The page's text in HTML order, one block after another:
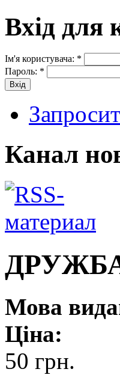
Вхід для
Ім'я користувача: *
Пароль: *
Канал
Мова
Ціна:
50 грн.